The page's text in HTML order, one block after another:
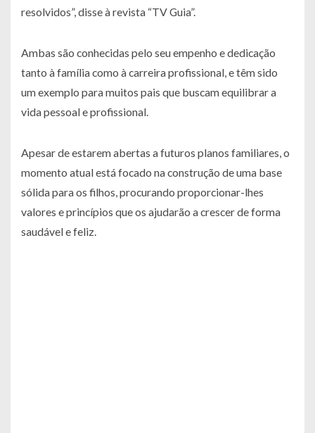
resolvidos”, disse à revista “TV Guia”.
Ambas são conhecidas pelo seu empenho e dedicação
tanto à família como à carreira profissional, e têm sido
um exemplo para muitos pais que buscam equilibrar a
vida pessoal e profissional.
Apesar de estarem abertas a futuros planos familiares, o
momento atual está focado na construção de uma base
sólida para os filhos, procurando proporcionar-lhes
valores e princípios que os ajudarão a crescer de forma
saudável e feliz.